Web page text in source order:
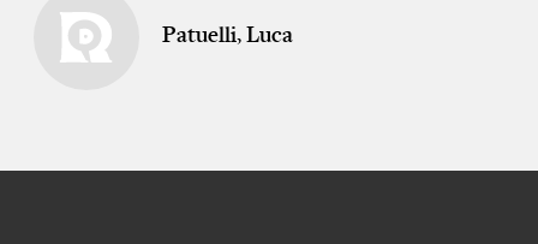
Patuelli, Luca